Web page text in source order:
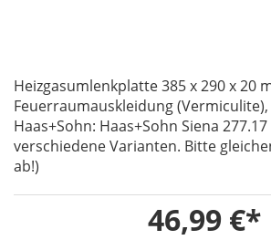
Heizgasumlenkplatte 385 x 290 x 20
Feuerraumauskleidung
Haas+Sohn: Haas+Sohn Siena
verschiedene Varianten. Bitte
ab!)
46,99 €
gallery
to
the
beginning
of
the